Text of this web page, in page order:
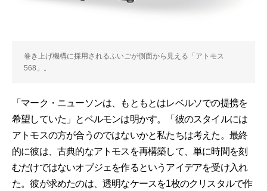
巻き上げ機構に採用されるふいごが側面から見える「アトモス
568」。
「マーク・ニューソンは、もともとはレベルソでの提携を
希望していた」とベルモンは明かす。「彼のスタイルには
アトモスの方が合うのではないかと私たちは考えた。最終
的に彼は、古典的なアトモスを再構築して、単に時間を刻
むだけではないオブジェを作るというアイデアを受け入れ
た。彼が求めたのは、透明なケースを1枚のクリスタルで作